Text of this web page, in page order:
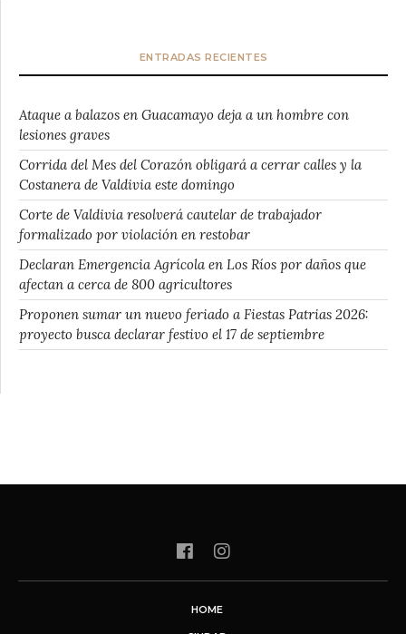
ENTRADAS RECIENTES
Ataque a balazos en Guacamayo deja a un hombre con
lesiones graves
Corrida del Mes del Corazón obligará a cerrar calles y la
Costanera de Valdivia este domingo
Corte de Valdivia resolverá cautelar de trabajador
formalizado por violación en restobar
Declaran Emergencia Agrícola en Los Ríos por daños que
afectan a cerca de 800 agricultores
Proponen sumar un nuevo feriado a Fiestas Patrias 2026:
proyecto busca declarar festivo el 17 de septiembre
HOME